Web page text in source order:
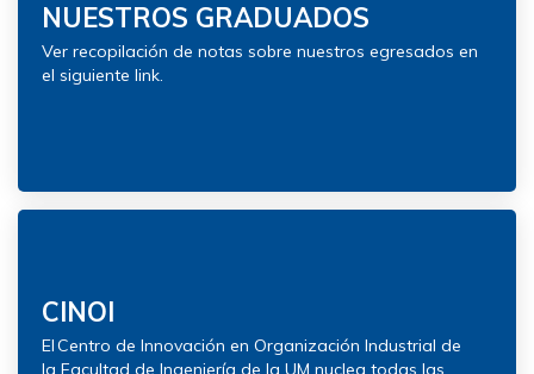
NUESTROS GRADUADOS
Ver recopilación de notas sobre nuestros egresados en
el siguiente link.
CINOI
El Centro de Innovación en Organización Industrial de
la Facultad de Ingeniería de la UM nuclea todas las